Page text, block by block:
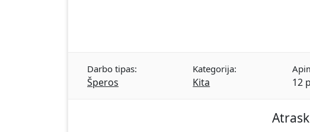
Darbo tipas:
Šperos
Kategorija:
Kita 12